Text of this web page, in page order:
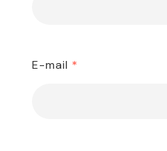
E-mail *